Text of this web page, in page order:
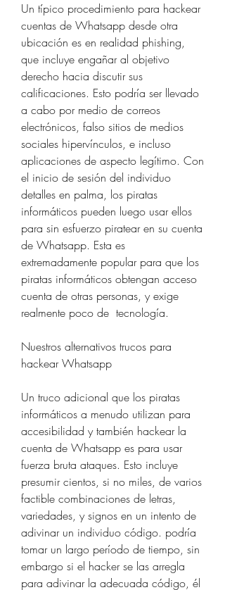
Un típico procedimiento para hackear
cuentas de Whatsapp desde otra
ubicación es en realidad phishing,
que incluye engañar al objetivo
derecho hacia discutir sus
calificaciones. Esto podría ser llevado
a cabo por medio de correos
electrónicos, falso sitios de medios
sociales hipervínculos, e incluso
aplicaciones de aspecto legítimo. Con
el inicio de sesión del individuo
detalles en palma, los piratas
informáticos pueden luego usar ellos
para sin esfuerzo piratear en su cuenta
de Whatsapp. Esta es
extremadamente popular para que los
piratas informáticos obtengan acceso
cuenta de otras personas, y exige
realmente poco de  tecnología.
Nuestros alternativos trucos para
hackear Whatsapp
Un truco adicional que los piratas
informáticos a menudo utilizan para
accesibilidad y también hackear la
cuenta de Whatsapp es para usar
fuerza bruta ataques. Esto incluye
presumir cientos, si no miles, de varios
factible combinaciones de letras,
variedades, y signos en un intento de
adivinar un individuo código. podría
tomar un largo período de tiempo, sin
embargo si el hacker se las arregla
para adivinar la adecuada código, él